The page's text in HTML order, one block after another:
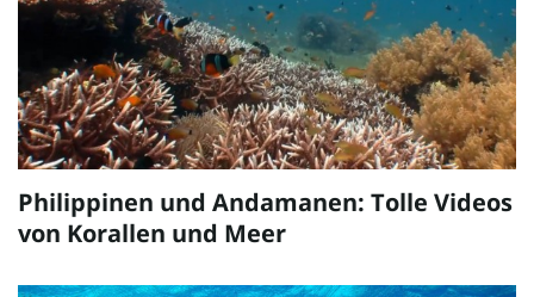
Philippinen und Andamanen: Tolle Videos
von Korallen und Meer